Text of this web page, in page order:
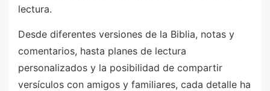
lectura.
Desde diferentes versiones de la Biblia, notas y
comentarios, hasta planes de lectura
personalizados y la posibilidad de compartir
versículos con amigos y familiares, cada detalle ha